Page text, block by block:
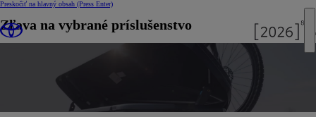
Preskočiť na hlavný obsah (Press Enter)
Zľava na vybrané príslušenstvo